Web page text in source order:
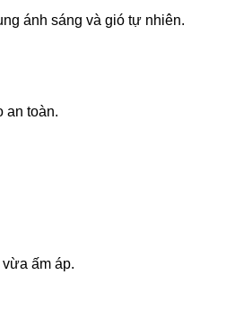
ánh sáng và gió tự nhiên.
an toàn.
ấm áp.